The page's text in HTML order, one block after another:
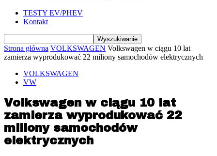
TESTY EV/PHEV
Kontakt
Strona główna VOLKSWAGEN Volkswagen w ciągu 10 lat
zamierza wyprodukować 22 miliony samochodów elektrycznych
VOLKSWAGEN
VW
Volkswagen w ciągu 10 lat
zamierza wyprodukować 22
miliony samochodów
elektrycznych